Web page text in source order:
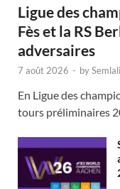
Ligue des
Fès et la RS
adversaires
7 août 2026 - by
En Ligue des
tours préliminaires